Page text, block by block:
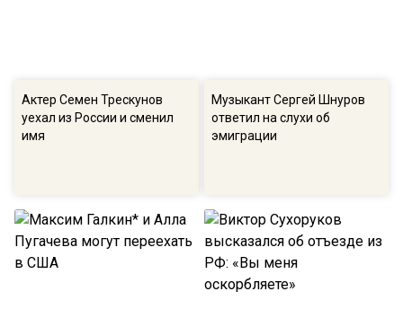
Актер Семен Трескунов
уехал из России и сменил
имя
Музыкант Сергей Шнуров
ответил на слухи об
эмиграции